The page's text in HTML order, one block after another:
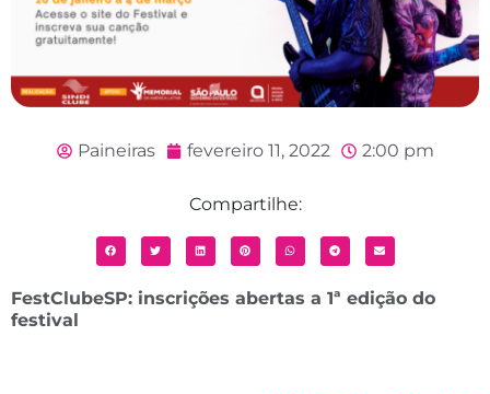
Paineiras fevereiro 11, 2022 2:00 pm
Compartilhe:
FestClubeSP: inscrições abertas a 1ª edição do
festival